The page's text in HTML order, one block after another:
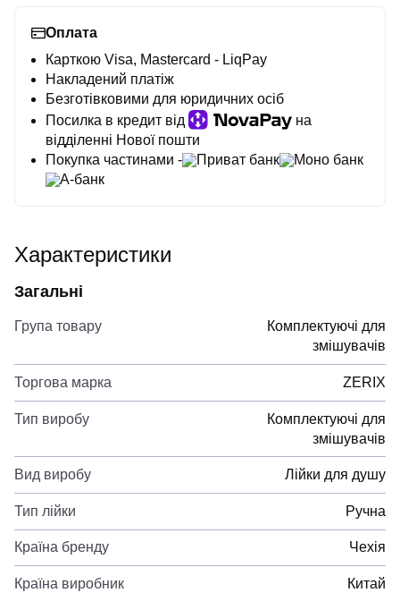
Оплата
Карткою Visa, Mastercard - LiqPay
Накладений платіж
Безготівковими для юридичних осіб
Посилка в кредит від
на
відділенні Нової пошти
Покупка частинами -
Приват банк
Моно банк
А-банк
Характеристики
Загальні
Група товару
Комплектуючі для
змішувачів
Торгова марка ZERIX
Тип виробу
Комплектуючі для
змішувачів
Вид виробу Лійки для душу
Тип лійки Ручна
Країна бренду Чехія
Країна виробник Китай